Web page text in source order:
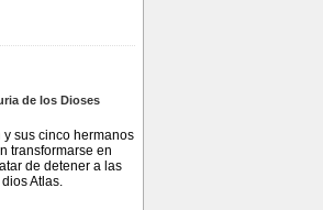
de los Dioses
sus cinco hermanos
transformarse en
de detener a las
Atlas.